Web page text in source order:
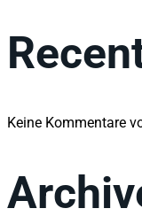
Keine Kommentare